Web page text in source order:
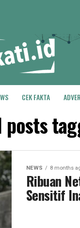
CEK FAKTA
posts
NEWS 8 months
Ribuan
Sensitif